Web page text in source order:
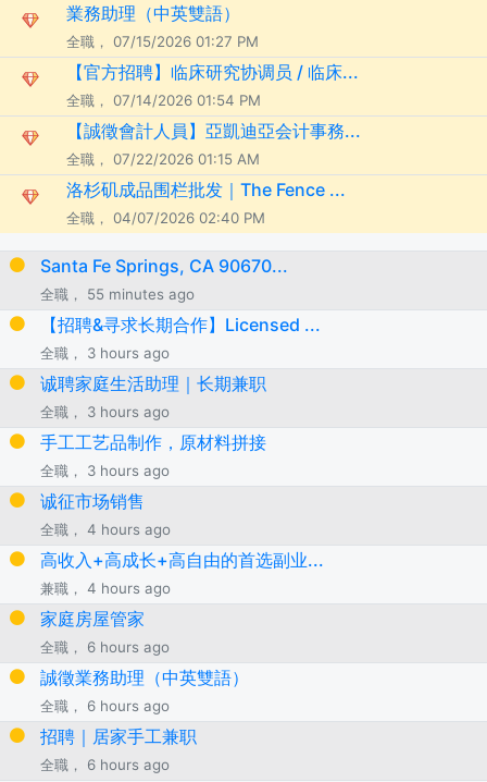
業務助理（中英雙語）
全職， 07/15/2026 01:27 PM
【官方招聘】临床研究协调员 / 临床...
全職， 07/14/2026 01:54 PM
【誠徵會計人員】亞凱迪亞会计事務...
全職， 07/22/2026 01:15 AM
洛杉矶成品围栏批发｜The Fence ...
全職， 04/07/2026 02:40 PM
Santa Fe Springs, CA 90670...
全職， 55 minutes ago
【招聘&寻求长期合作】Licensed ...
全職， 3 hours ago
诚聘家庭生活助理｜长期兼职
全職， 3 hours ago
手工工艺品制作，原材料拼接
全職， 3 hours ago
诚征市场销售
全職， 4 hours ago
高收入+高成长+高自由的首选副业...
兼職， 4 hours ago
家庭房屋管家
全職， 6 hours ago
誠徵業務助理（中英雙語）
全職， 6 hours ago
招聘｜居家手工兼职
全職， 6 hours ago